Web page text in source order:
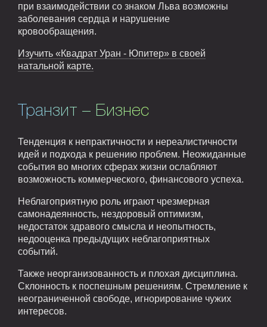
при взаимодействии со знаком Льва возможны
заболевания сердца и нарушение
кровообращения.
Изучить «Квадрат Уран - Юпитер» в своей
натальной карте.
Транзит – Бизнес
Тенденция к непрактичности и нереалистичности
идей и подхода к решению проблем. Неожиданные
события во многих сферах жизни ослабляют
возможность коммерческого, финансового успеха.
Неблагоприятную роль играют чрезмерная
самонадеянность, нездоровый оптимизм,
недостаток здравого смысла и неопытность,
недооценка предыдущих неблагоприятных
событий.
Также неорганизованность и плохая дисциплина.
Склонность к поспешным решениям. Стремление к
неограниченной свободе, игнорирование чужих
интересов.